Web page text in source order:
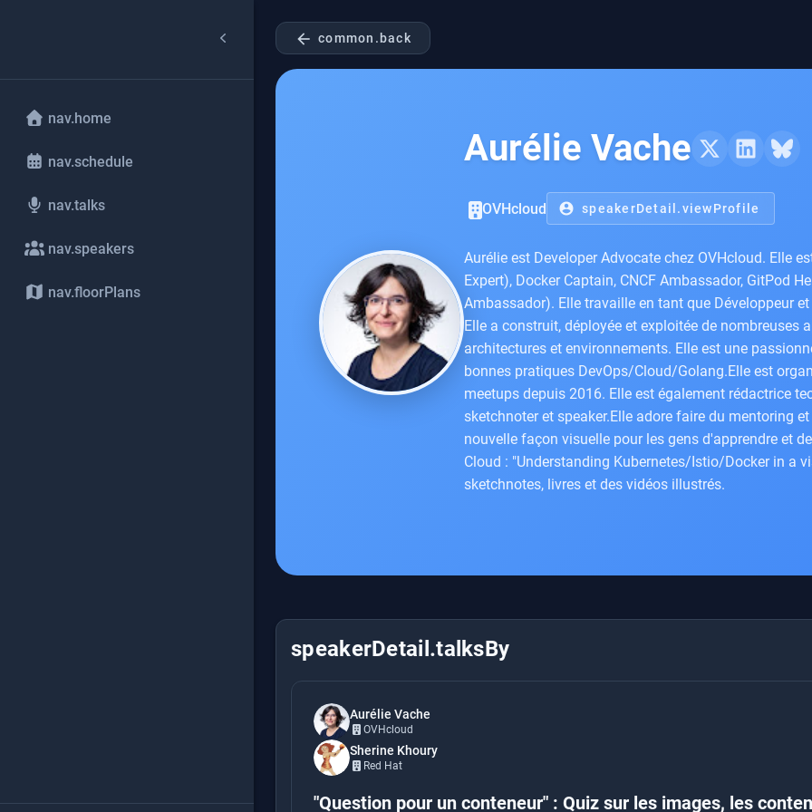
nav.home
nav.schedule
nav.talks
nav.speakers
nav.floorPlans
arrow_back common.back
Aurélie Vache
OVHcloud account_circle speakerDetail.viewProfile
Aurélie est Developer Advocate chez OVHcloud. Elle
Expert), Docker Captain, CNCF Ambassador, GitPod
Ambassador). Elle travaille en tant que Développeur
Elle a construit, déployée et exploitée de nombreuses
architectures et environnements. Elle est une
bonnes pratiques DevOps/Cloud/Golang.Elle est
meetups depuis 2016. Elle est également rédactrice
sketchnoter et speaker.Elle adore faire du mentoring
nouvelle façon visuelle pour les gens d'apprendre et
Cloud : "Understanding Kubernetes/Istio/Docker in a
sketchnotes, livres et des vidéos illustrés.
speakerDetail.talksBy
Aurélie Vache
OVHcloud
Sherine Khoury
Red Hat
"Question pour un conteneur" : Quiz sur les images, les